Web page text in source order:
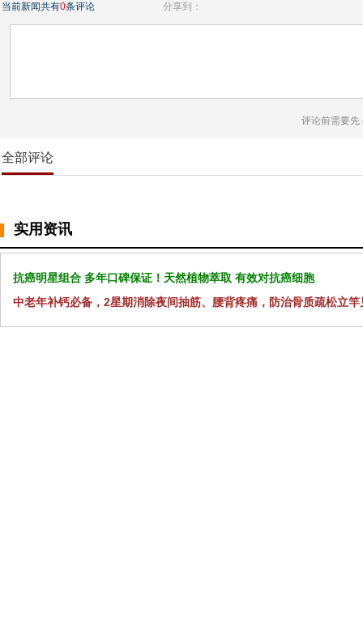
当前新闻共有0条评论 分享到：
评论前需要先
全部评论
实用资讯
抗癌明星组合 多年口碑保证！天然植物萃取 有效对抗癌细胞
中老年补钙必备，2星期消除夜间抽筋、腰背疼痛，防治骨质疏松立竿